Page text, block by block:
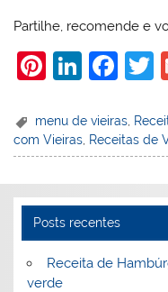
Partilhe, recomende e
Pi
er
e
st
Li
k
e
n
F
c
e
o
o
k
menu de vieiras
com Vieiras Receitas de
Posts recentes
Receita de
verde